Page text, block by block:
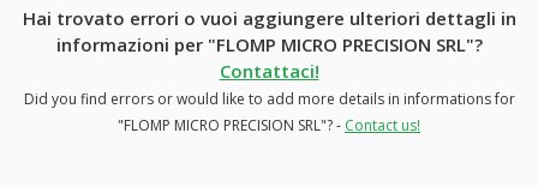
Hai trovato errori o vuoi aggiungere ulteriori dettagli in
informazioni per "FLOMP MICRO PRECISION SRL"?
Contattaci!
Did you find errors or would like to add more details in informations for
"FLOMP MICRO PRECISION SRL"? - Contact us!